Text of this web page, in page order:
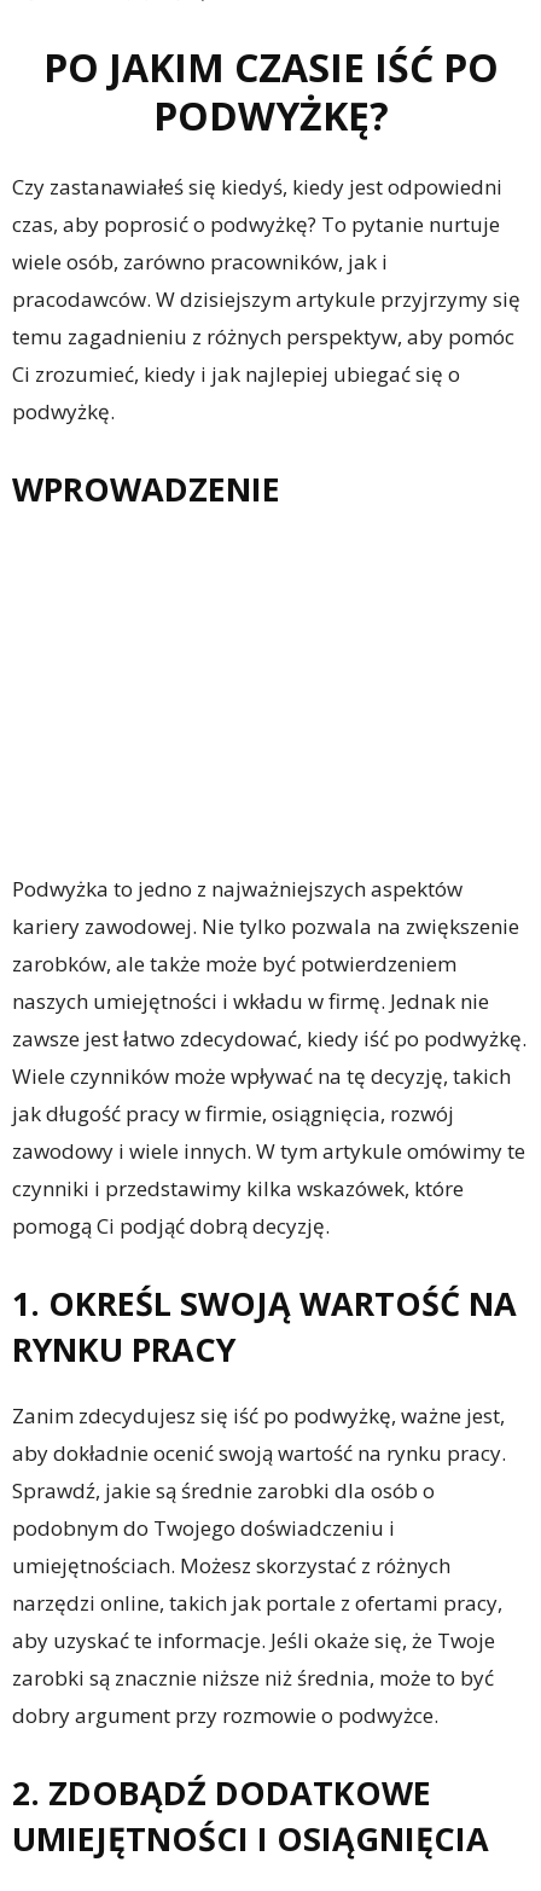
PO JAKIM CZASIE IŚĆ PO
PODWYŻKĘ?
Czy zastanawiałeś się kiedyś, kiedy jest odpowiedni
czas, aby poprosić o podwyżkę? To pytanie nurtuje
wiele osób, zarówno pracowników, jak i
pracodawców. W dzisiejszym artykule przyjrzymy się
temu zagadnieniu z różnych perspektyw, aby pomóc
Ci zrozumieć, kiedy i jak najlepiej ubiegać się o
podwyżkę.
WPROWADZENIE
Podwyżka to jedno z najważniejszych aspektów
kariery zawodowej. Nie tylko pozwala na zwiększenie
zarobków, ale także może być potwierdzeniem
naszych umiejętności i wkładu w firmę. Jednak nie
zawsze jest łatwo zdecydować, kiedy iść po podwyżkę.
Wiele czynników może wpływać na tę decyzję, takich
jak długość pracy w firmie, osiągnięcia, rozwój
zawodowy i wiele innych. W tym artykule omówimy te
czynniki i przedstawimy kilka wskazówek, które
pomogą Ci podjąć dobrą decyzję.
1. OKREŚL SWOJĄ WARTOŚĆ NA
RYNKU PRACY
Zanim zdecydujesz się iść po podwyżkę, ważne jest,
aby dokładnie ocenić swoją wartość na rynku pracy.
Sprawdź, jakie są średnie zarobki dla osób o
podobnym do Twojego doświadczeniu i
umiejętnościach. Możesz skorzystać z różnych
narzędzi online, takich jak portale z ofertami pracy,
aby uzyskać te informacje. Jeśli okaże się, że Twoje
zarobki są znacznie niższe niż średnia, może to być
dobry argument przy rozmowie o podwyżce.
2. ZDOBĄDŹ DODATKOWE
UMIEJĘTNOŚCI I OSIĄGNIĘCIA